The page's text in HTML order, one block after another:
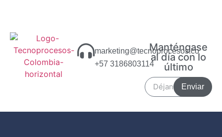
marketing@tecnoprocesos.co
+57 3186803114
Manténgase
al día con lo
último
Enviar